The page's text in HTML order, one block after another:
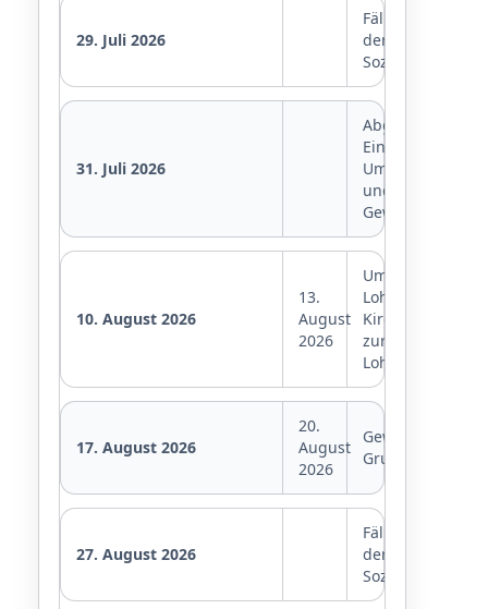
29. Juli 2026
Fälligkeit
der
31. Juli 2026
Abgabe
Umsatzsteuer-
und
10. August 2026
13.
August
2026
Umsatzsteuer,
Lohnsteuer,
Kirchensteuer
zur
Lohnsteuer
17. August 2026
20.
August
2026
Gewerbesteuer,
Grundsteuer
27. August 2026
Fälligkeit
der